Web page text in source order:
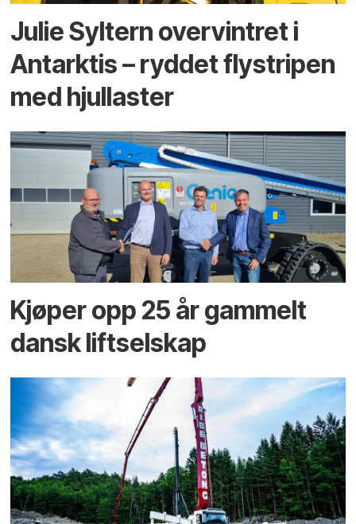
Julie Syltern overvintret i
Antarktis – ryddet flystripen
med hjullaster
Kjøper opp 25 år gammelt
dansk liftselskap